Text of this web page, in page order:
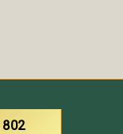
802